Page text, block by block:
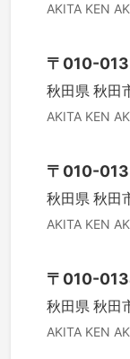
AKITA KEN
〒 010-
秋田県 秋田
AKITA KEN
〒 010-
秋田県 秋田
AKITA KEN
〒 010-
秋田県 秋田
AKITA KEN